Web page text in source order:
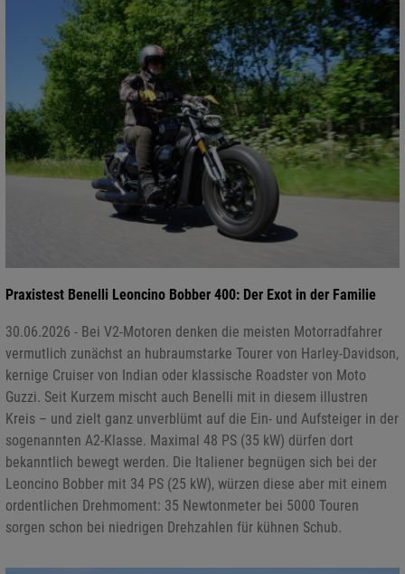
Praxistest Benelli Leoncino Bobber 400: Der Exot in der Familie
30.06.2026 - Bei V2-Motoren denken die meisten Motorradfahrer
vermutlich zunächst an hubraumstarke Tourer von Harley-Davidson,
kernige Cruiser von Indian oder klassische Roadster von Moto
Guzzi. Seit Kurzem mischt auch Benelli mit in diesem illustren
Kreis – und zielt ganz unverblümt auf die Ein- und Aufsteiger in der
sogenannten A2-Klasse. Maximal 48 PS (35 kW) dürfen dort
bekanntlich bewegt werden. Die Italiener begnügen sich bei der
Leoncino Bobber mit 34 PS (25 kW), würzen diese aber mit einem
ordentlichen Drehmoment: 35 Newtonmeter bei 5000 Touren
sorgen schon bei niedrigen Drehzahlen für kühnen Schub.